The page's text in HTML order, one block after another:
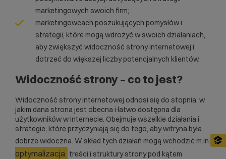
marketingowych swoich firm;
marketingowcach poszukujących pomysłów i
strategii, które mogą wdrożyć w swoich działaniach,
aby zwiększyć widoczność strony internetowej i
dotrzeć do większej liczby potencjalnych klientów.
Widoczność strony – co to jest?
Widoczność strony internetowej odnosi się do stopnia, w
jakim dana strona jest obecna i łatwo dostępna dla
użytkowników w Internecie. Obejmuje wszelkie działania i
strategie, które przyczyniają się do tego, aby witryna była
dobrze widoczna. W skład tych działań mogą wchodzić m.in.
optymalizacja treści i struktury strony pod kątem